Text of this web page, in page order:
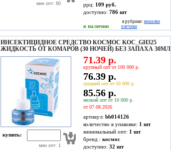
мин опт: 60
ррц: 109 руб.
доступно: 786 шт
в наличии
в рубрике: вешалки
плечики
ИНСЕКТИЦИДНОЕ СРЕДСТВО КОСМОС KOC_GH325
ЖИДКОСТЬ ОТ КОМАРОВ (30 НОЧЕЙ) БЕЗ ЗАПАХА 30МЛ
купить:
мин опт: 1
71.39 р.
крупный опт от 100 000 р.
76.39 р.
средний опт от 50 000 р.
85.56 р.
мелкий опт от 10 000 р.
от 07.08.2026
артикул: bb014126
количество в упаковке: 1 шт
минимальный опт: 1 шт
бренд : космос
доступно: 32 шт